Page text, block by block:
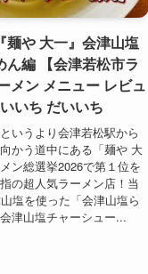
麺や 大一』会津山塩
ん編 【会津若松市ラ
メン メニュー レビュ
いち だいいち
いうより会津若松駅から
かう道中にある「麺や 大
ン総選挙2026で第１位を
の超人気ラーメン店！当
塩を使った「会津山塩ら
津山塩チャーシュー...